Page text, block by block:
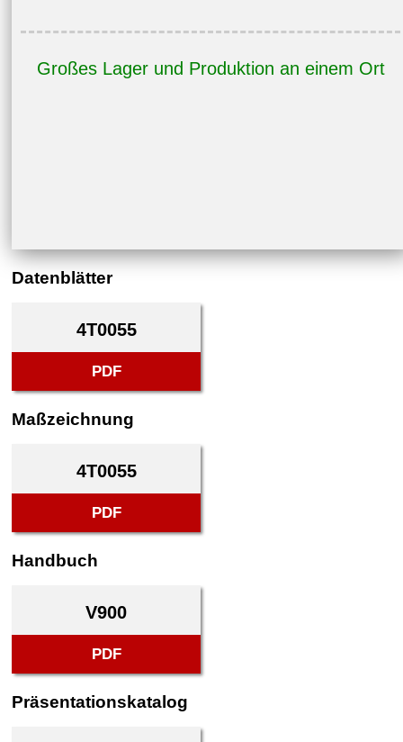
Großes Lager und Produktion an einem Ort
Datenblätter
4T0055
PDF
Maßzeichnung
4T0055
PDF
Handbuch
V900
PDF
Präsentationskatalog